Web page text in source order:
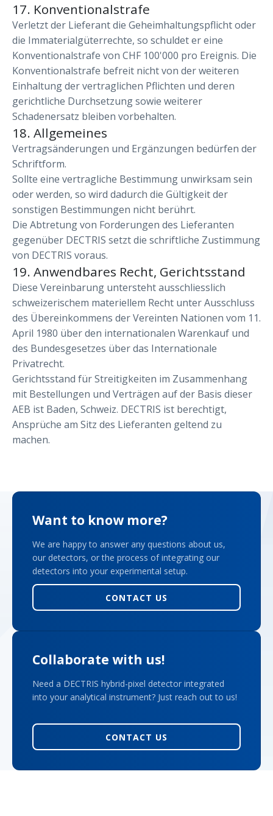
17. Konventionalstrafe
Verletzt der Lieferant die Geheimhaltungspflicht oder
die Immaterialgüterrechte, so schuldet er eine
Konventionalstrafe von CHF 100'000 pro Ereignis. Die
Konventionalstrafe befreit nicht von der weiteren
Einhaltung der vertraglichen Pflichten und deren
gerichtliche Durchsetzung sowie weiterer
Schadenersatz bleiben vorbehalten.
18. Allgemeines
Vertragsänderungen und Ergänzungen bedürfen der
Schriftform.
Sollte eine vertragliche Bestimmung unwirksam sein
oder werden, so wird dadurch die Gültigkeit der
sonstigen Bestimmungen nicht berührt.
Die Abtretung von Forderungen des Lieferanten
gegenüber DECTRIS setzt die schriftliche Zustimmung
von DECTRIS voraus.
19. Anwendbares Recht, Gerichtsstand
Diese Vereinbarung untersteht ausschliesslich
schweizerischem materiellem Recht unter Ausschluss
des Übereinkommens der Vereinten Nationen vom 11.
April 1980 über den internationalen Warenkauf und
des Bundesgesetzes über das Internationale
Privatrecht.
Gerichtsstand für Streitigkeiten im Zusammenhang
mit Bestellungen und Verträgen auf der Basis dieser
AEB ist Baden, Schweiz. DECTRIS ist berechtigt,
Ansprüche am Sitz des Lieferanten geltend zu
machen.
Want to know more?
We are happy to answer any questions about us,
our detectors, or the process of integrating our
detectors into your experimental setup.
CONTACT US
Collaborate with us!
Need a DECTRIS hybrid-pixel detector integrated
into your analytical instrument? Just reach out to us!
CONTACT US